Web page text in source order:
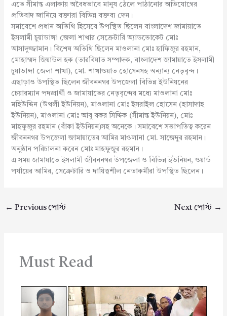
এতে সীমান্ত এলাকায় অবৈধভাবে মানুষ ঠেলে পাঠানোর অভিযোগের
প্রতিবাদ জানিয়ে বক্তারা বিভিন্ন বক্তব্য দেন।
সমাবেশে প্রধান অতিথি হিসেবে উপস্থিত ছিলেন বাংলাদেশ জামায়াতে
ইসলামী চুয়াডাঙ্গা জেলা শাখার সেক্রেটারি অ্যাডভোকেট মোঃ
আসাদুজ্জামান। বিশেষ অতিথি ছিলেন মাওলানা মোঃ হাফিজুর রহমান,
মোহাম্মদ জিয়াউল হক (তারবিয়াত সম্পাদক, বাংলাদেশ জামায়াতে ইসলামী
চুয়াডাঙ্গা জেলা শাখা), মো. শাখাওয়াত হোসেনসহ অন্যান্য নেতৃবৃন্দ।
এছাড়াও উপস্থিত ছিলেন জীবননগর উপজেলা বিভিন্ন ইউনিয়নের
চেয়ারম্যান পদপ্রার্থী ও জামায়াতের নেতৃবৃন্দের মধ্যে মাওলানা মোঃ
মহিউদ্দিন (উথলী ইউনিয়ন), মাওলানা মোঃ ইসরাইল হোসেন (হাসাদাহ
ইউনিয়ন), মাওলানা মোঃ আবু বকর সিদ্দিক (সীমান্ত ইউনিয়ন), মোঃ
মাহফুজুর রহমান (বাঁকা ইউনিয়ন)সহ অনেকে। সমাবেশে সভাপতিত্ব করেন
জীবননগর উপজেলা জামায়াতের আমির মাওলানা মো. সাজেদুর রহমান।
অনুষ্ঠান পরিচালনা করেন মোঃ মাহফুজুর রহমান।
এ সময় জামায়াতে ইসলামী জীবননগর উপজেলা ও বিভিন্ন ইউনিয়ন, ওয়ার্ড
পর্যায়ের আমির, সেক্রেটারি ও দায়িত্বশীল নেতাকর্মীরা উপস্থিত ছিলেন।
← Previous পোস্ট Next পোস্ট →
Must Read